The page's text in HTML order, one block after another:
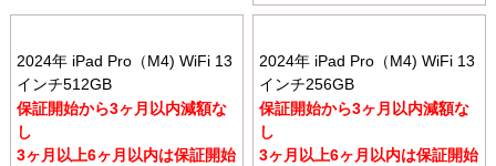
2024年 iPad Pro（M4) WiFi 13
インチ512GB
保証開始から3ヶ月以内減額な
し
3ヶ月以上6ヶ月以内は保証開始
2024年 iPad Pro（M4) WiFi 13
インチ256GB
保証開始から3ヶ月以内減額な
し
3ヶ月以上6ヶ月以内は保証開始